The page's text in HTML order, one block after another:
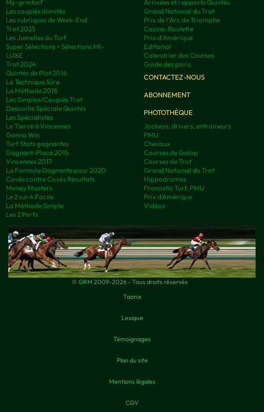
My-grmturf
Les couplés illimités
Les rubriques de Week-End
Trot 2025
Les Jumelles du Turf
Super Sélections + Sélections MI-
LUXE
Trot 2024
Quintés de Plat 2016
La Technique Sûre
La Méthode 2018
Les Simples/Couplés Trot
Deauville Spéciale Quintés
Les Spécialistes
Le Tiercé à Vincennes
Gonna Win
Turf Stats gagnantes
Gagnant-Placé 2015
Vincennes 2017
La Formule Gagnante pour 2020
Covès contre Covès Résultats
Money Masters
Le 2 sur 4 Facile
La Méthode Simple
Les 2 Perfs
Arrivées et rapports Quintés
Grand National du Trot
Prix de l'Arc de Triomphe
Casino-Roulette
Prix d'Amérique
Editorial
Calendrier des Courses
Guide des paris
CONTACTEZ-NOUS
ABONNEMENT
PHOTOTHÈQUE
Jockeys, drivers, entraineurs
PMU
Chevaux
Courses de Galop
Courses de Trot
Grand National du Trot
Hippodromes
Pronostic Turf, PMU
Prix d’Amérique
Vidéos
© GRM 2009-2026 - Tous droits réservés
Taonix
Lexique
Témoignages
Plan du site
Mentions légales
CGV